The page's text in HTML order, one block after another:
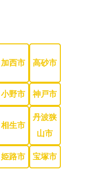
加西市 高砂市
小野市 神戸市
相生市
丹波狭
山市
姫路市 宝塚市